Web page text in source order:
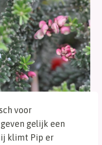
voor
gelijk een
klimt Pip er